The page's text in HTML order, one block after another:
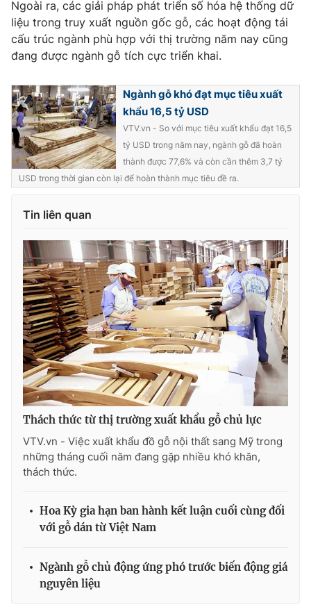
Ðiện thoại Thời báo VTV:024.66 897 897
Email:toasoan@vtv.vn
Liên hệ quảng cáo:024-7300.7108
® Cấm sao chép dưới mọi hình thức nếu không có sự chấp
thuận bằng văn bản. Ghi rõ nguồn VTV.vn khi phát hành lại
thông tin từ website này.
Ngoài ra, các giải pháp phát triển số hóa hệ thống dữ
liệu trong truy xuất nguồn gốc gỗ, các hoạt động tái
cấu trúc ngành phù hợp với thị trường năm nay cũng
đang được ngành gỗ tích cực triển khai.
Ngành gỗ khó đạt mục tiêu xuất
khẩu 16,5 tỷ USD
VTV.vn - So với mục tiêu xuất khẩu đạt 16,5
tỷ USD trong năm nay, ngành gỗ đã hoàn
thành được 77,6% và còn cần thêm 3,7 tỷ
USD trong thời gian còn lại để hoàn thành mục tiêu đề ra.
Tin liên quan
Thách thức từ thị trường xuất khẩu gỗ chủ lực
VTV.vn - Việc xuất khẩu đồ gỗ nội thất sang Mỹ trong
những tháng cuối năm đang gặp nhiều khó khăn,
thách thức.
Hoa Kỳ gia hạn ban hành kết luận cuối cùng đối
với gỗ dán từ Việt Nam
Ngành gỗ chủ động ứng phó trước biến động giá
nguyên liệu